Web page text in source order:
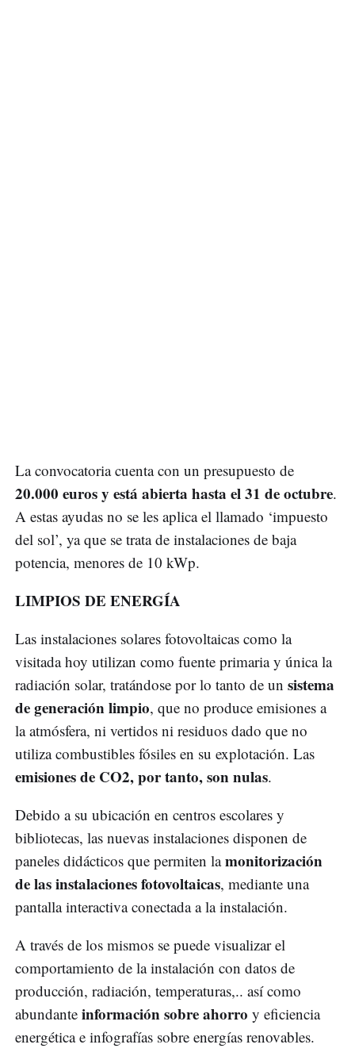
La convocatoria cuenta con un presupuesto de
20.000 euros y está abierta hasta el 31 de octubre.
A estas ayudas no se les aplica el llamado ‘impuesto
del sol’, ya que se trata de instalaciones de baja
potencia, menores de 10 kWp.
LIMPIOS DE ENERGÍA
Las instalaciones solares fotovoltaicas como la
visitada hoy utilizan como fuente primaria y única la
radiación solar, tratándose por lo tanto de un sistema
de generación limpio, que no produce emisiones a
la atmósfera, ni vertidos ni residuos dado que no
utiliza combustibles fósiles en su explotación. Las
emisiones de CO2, por tanto, son nulas.
Debido a su ubicación en centros escolares y
bibliotecas, las nuevas instalaciones disponen de
paneles didácticos que permiten lamonitorización
de las instalaciones fotovoltaicas, mediante una
pantalla interactiva conectada a la instalación.
A través de los mismos se puede visualizar el
comportamiento de la instalación con datos de
producción, radiación, temperaturas,.. así como
abundante información sobre ahorro y eficiencia
energética e infografías sobre energías renovables.